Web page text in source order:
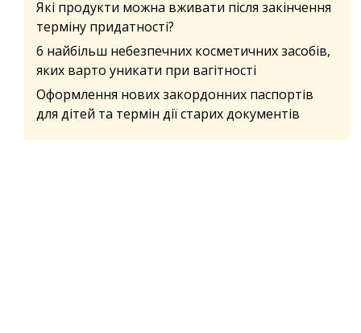
Які продукти можна вживати після закінчення
терміну придатності?
6 найбільш небезпечних косметичних засобів,
яких варто уникати при вагітності
Оформлення нових закордонних паспортів
для дітей та термін дії старих документів